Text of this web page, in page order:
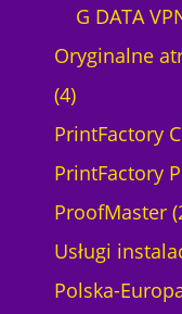
G DATA
Oryginalne
44
p
r
o
d
u
PrintFactory
PrintFactory
ProofMaster
Usługi
Polska-